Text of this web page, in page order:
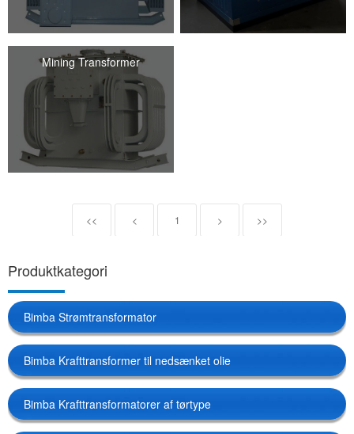
Mining Transformer
<< < 1 > >>
Produktkategori
Bimba Strømtransformator
Bimba Krafttransformer til nedsænket olie
Bimba Krafttransformatorer af tørtype